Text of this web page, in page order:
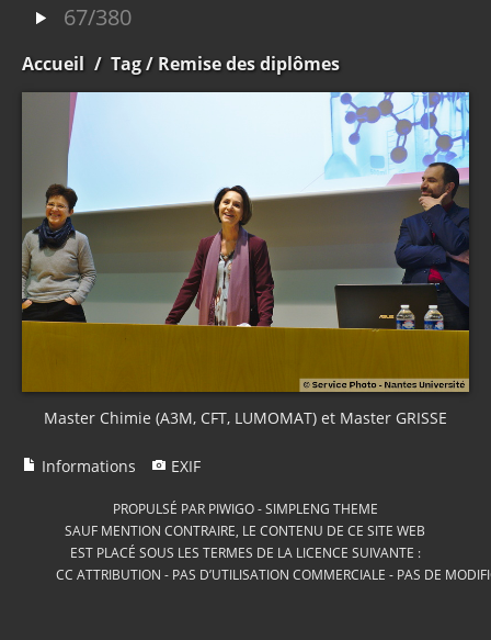
67/380
Accueil / Tag/ Remise des diplômes
Master Chimie (A3M, CFT, LUMOMAT) et Master GRISSE
Informations EXIF
PROPULSÉ PAR PIWIGO-SIMPLENG THEME
SAUF MENTION CONTRAIRE, LE CONTENU DE CE SITE WEB
EST PLACÉ SOUS LES TERMES DE LA LICENCE SUIVANTE :
CC ATTRIBUTION - PAS D’UTILISATION COMMERCIALE - PAS DE